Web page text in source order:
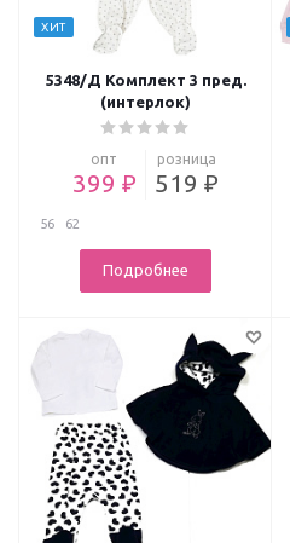
ХИТ
5348/Д Комплект 3 пред.
(интерлок)
опт
399 ₽
розница
519 ₽
56 62
Подробнее